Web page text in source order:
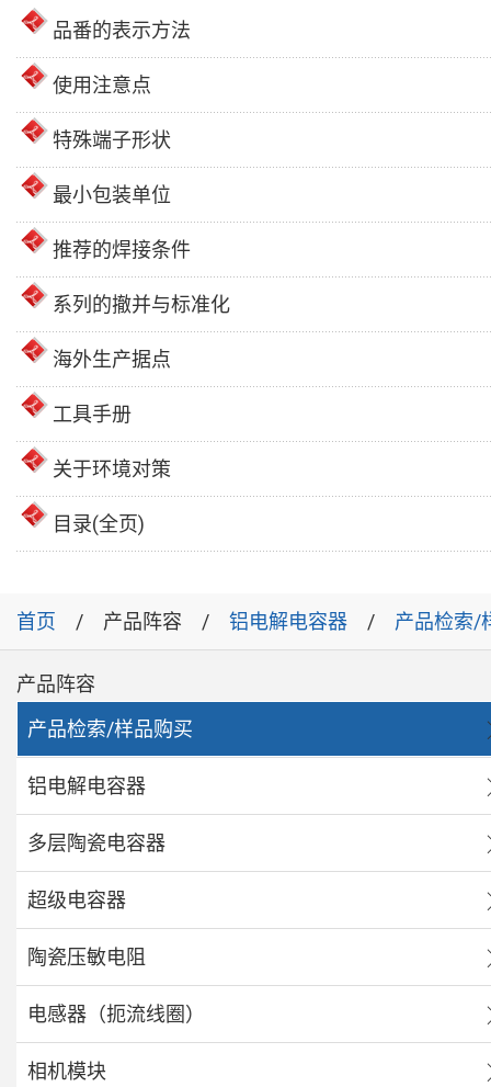
品番的表示方法
使用注意点
特殊端子形状
最小包装单位
推荐的焊接条件
系列的撤并与标准化
海外生产据点
工具手册
关于环境对策
目录(全页)
首页 产品阵容 铝电解电容器 产品检索/
产品阵容
产品检索/样品购买
铝电解电容器
多层陶瓷电容器
超级电容器
陶瓷压敏电阻
电感器（扼流线圈）
相机模块